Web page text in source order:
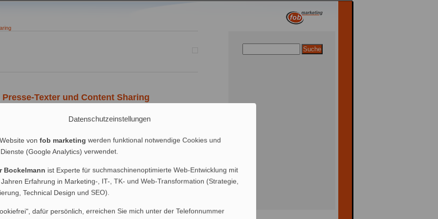
Presse-Texter und Content Sharing
Zweifellos sind gute Texter in Hamburg aber besonders gefragt.
möchte aber nicht jeden Kunden einzeln beraten kann,
Wer etwas über das Internet verkaufen möchte, engagiert einen
Wortakrobaten, der […]
Datenschutzeinstellungen
von fob marketing werden funktional notwendige Cookies und
(Google Analytics) verwendet.
Bockelmann ist Experte für suchmaschinenoptimierte Web-Entwicklung mit
Erfahrung in Marketing-, IT-, TK- und Web-Transformation (Strategie,
Technical Design und SEO).
dafür persönlich, erreichen Sie mich unter der Telefonnummer